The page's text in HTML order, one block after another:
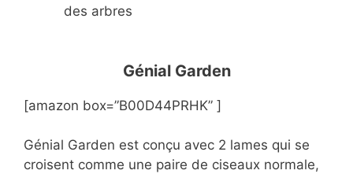
des arbres
Génial Garden
[amazon box=”B00D44PRHK” ]
Génial Garden est conçu avec 2 lames qui se
croisent comme une paire de ciseaux normale,